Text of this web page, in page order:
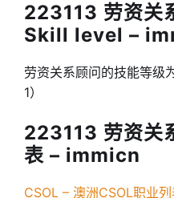
223113 劳资关
Skill level –
劳资关系顾问的技能等级
1）
223113 劳资关
表 – immicn
CSOL – 澳洲CSOL职业